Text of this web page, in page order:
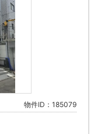
物件ID：185079